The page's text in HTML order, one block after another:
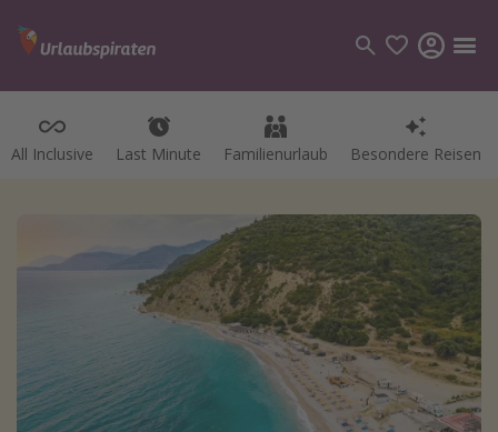
All Inclusive Last Minute Familienurlaub Besondere Reisen
Kategorien
Pauschalreisen
Reiseziele
Alle Reiseziele